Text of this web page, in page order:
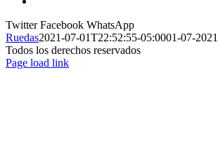
TwitterFacebook WhatsApp
Ruedas2021-07-01T22:52:55-05:0001-07-2021
Todos los derechos reservados
Page load link